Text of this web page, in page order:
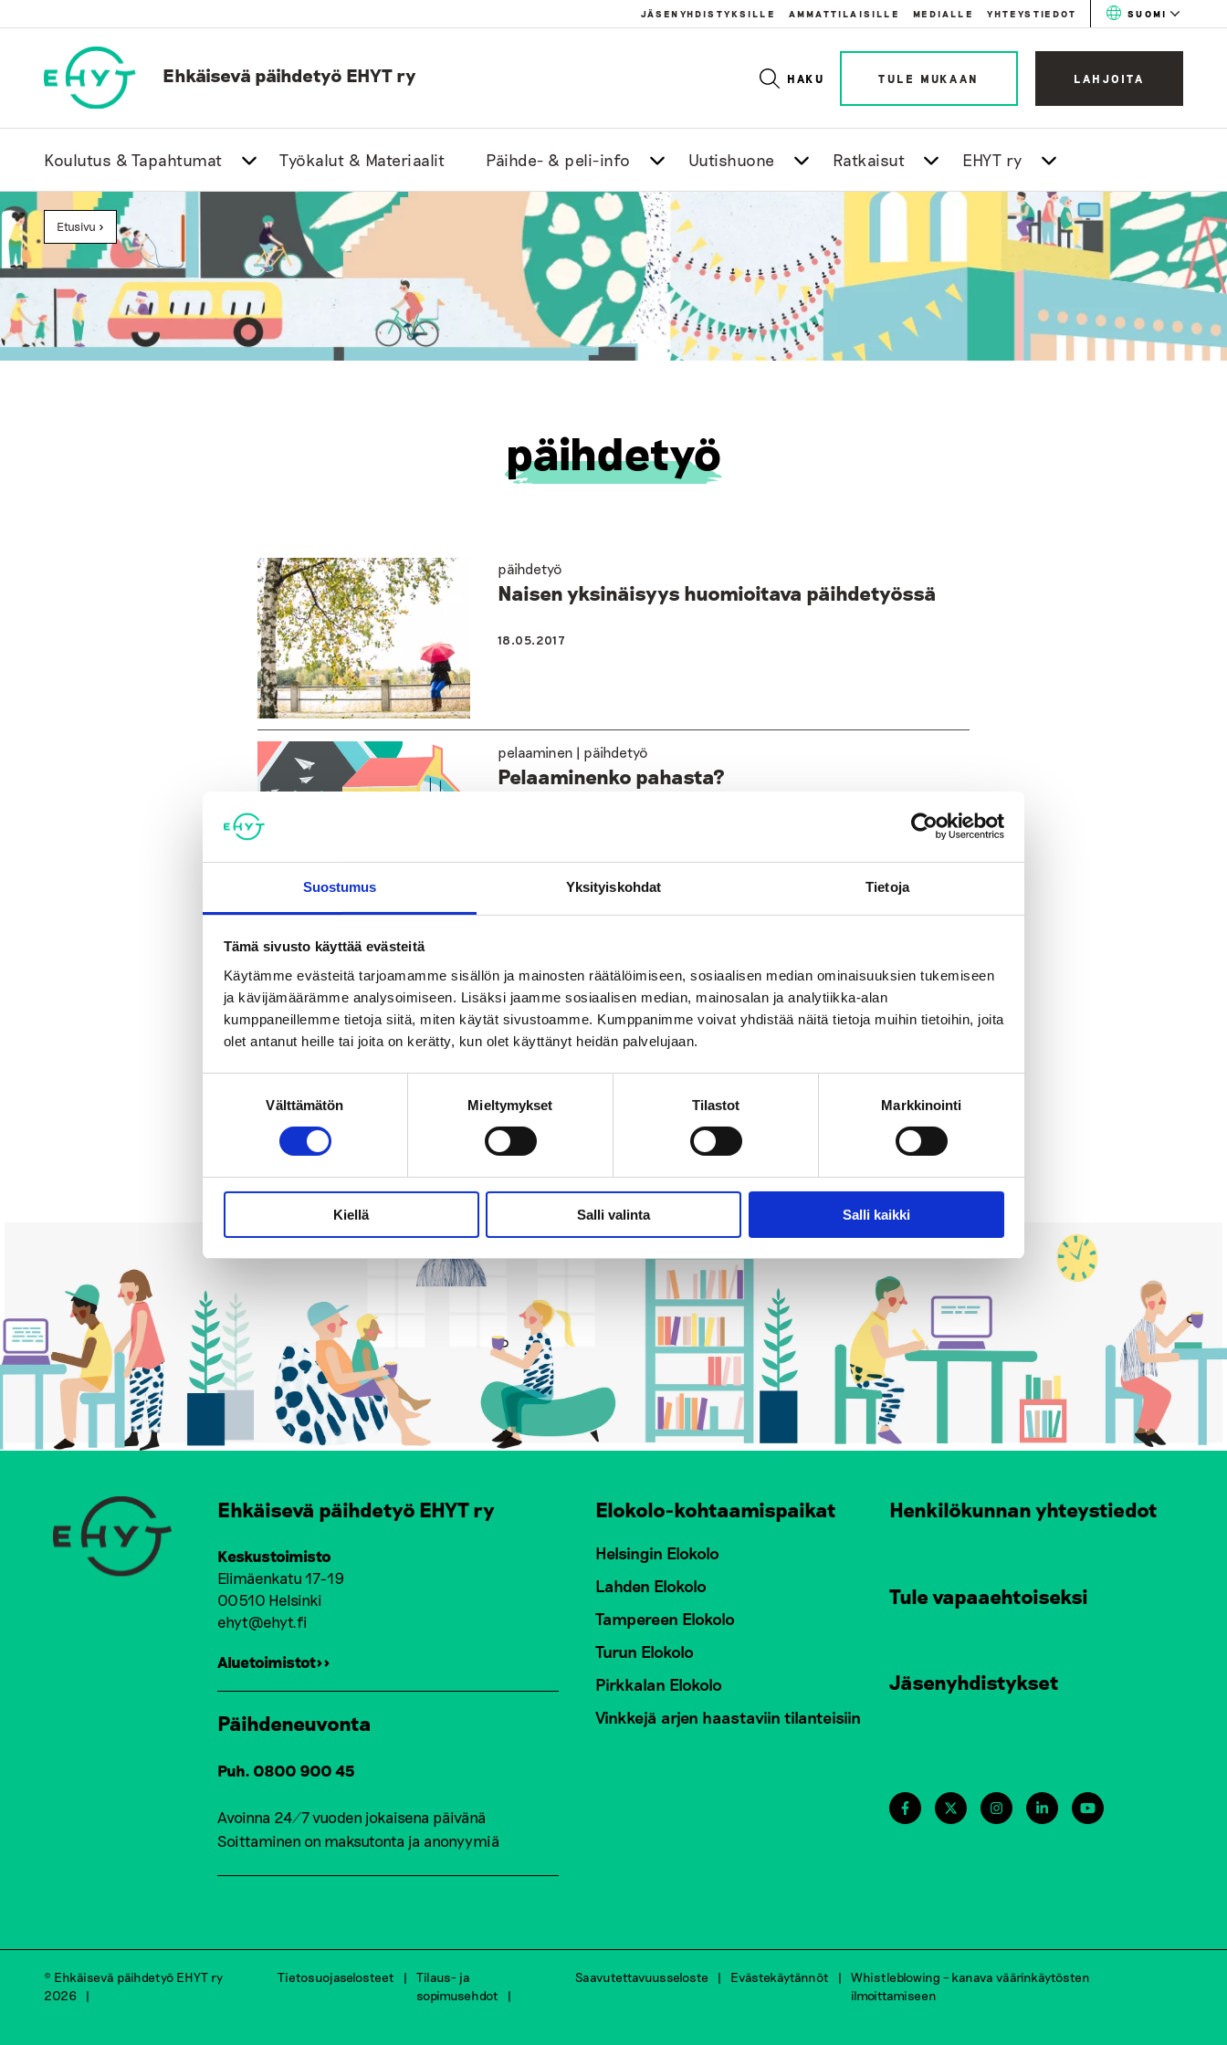
Suostumus Yksityiskohdat Tietoja
Tämä sivusto käyttää evästeitä
Käytämme evästeitä tarjoamamme sisällön ja mainosten räätälöimiseen, sosiaalisen median ominaisuuksien tukemiseen
ja kävijämäärämme analysoimiseen. Lisäksi jaamme sosiaalisen median, mainosalan ja analytiikka-alan
kumppaneillemme tietoja siitä, miten käytät sivustoamme. Kumppanimme voivat yhdistää näitä tietoja muihin tietoihin, joita
olet antanut heille tai joita on kerätty, kun olet käyttänyt heidän palvelujaan.
Välttämätön Mieltymykset Tilastot Markkinointi
Kiellä Salli valinta Salli kaikki
to
JÄSENYHDISTYKSILLE AMMATTILAISILLE MEDIALLE YHTEYSTIEDOT SUOMI
Ehkäisevä päihdetyö EHYT ry HAKU TULE MUKAAN LAHJOITA
Koulutus & Tapahtumat Työkalut & Materiaalit Päihde- & peli-info Uutishuone Ratkaisut EHYT ry
Etusivu >
päihdetyö
päihdetyö
Naisen yksinäisyys huomioitava päihdetyössä
18.05.2017
pelaaminen | päihdetyö
Pelaaminenko pahasta?
22.05.2012
Ehkäisevä päihdetyö EHYT ry
Keskustoimisto
Elimäenkatu 17-19
00510 Helsinki
ehyt@ehyt.fi
Aluetoimistot>>
Päihdeneuvonta
Puh. 0800 900 45
Avoinna 24/7 vuoden jokaisena päivänä
Soittaminen on maksutonta ja anonyymiä
Elokolo-kohtaamispaikat
Helsingin Elokolo
Lahden Elokolo
Tampereen Elokolo
Turun Elokolo
Pirkkalan Elokolo
Vinkkejä arjen haastaviin tilanteisiin
Henkilökunnan yhteystiedot
Tule vapaaehtoiseksi
Jäsenyhdistykset
© Ehkäisevä päihdetyö EHYT ry
2026
Tietosuojaselosteet
Tilaus- ja
sopimusehdot
Saavutettavuusseloste Evästekäytännöt
Whistleblowing – kanava väärinkäytösten
ilmoittamiseen